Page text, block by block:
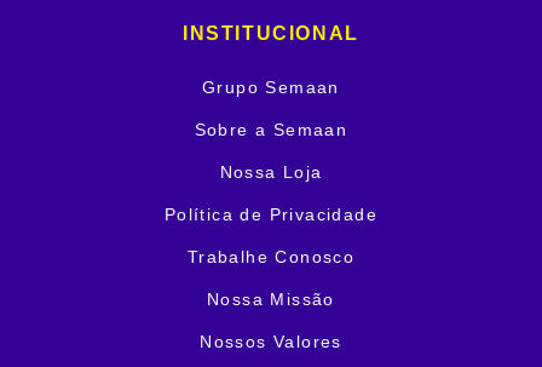
INSTITUCIONAL
Grupo Semaan
Sobre a Semaan
Nossa Loja
Política de Privacidade
Trabalhe Conosco
Nossa Missão
Nossos Valores